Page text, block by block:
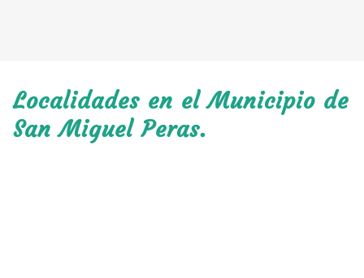
Localidades en el Municipio de
San Miguel Peras.